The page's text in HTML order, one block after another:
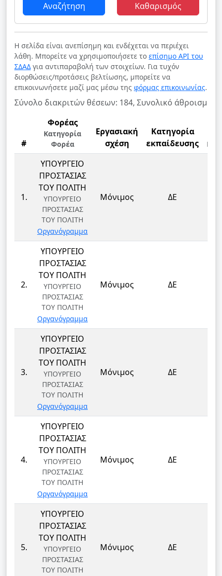
Αναζήτηση Καθαρισμός
Η σελίδα είναι ανεπίσημη και ενδέχεται να περιέχει
λάθη. Μπορείτε να χρησιμοποιήσετε το επίσημο API του
ΣΔΑΔ για αντιπαραβολή των στοιχείων. Για τυχόν
διορθώσεις/προτάσεις βελτίωσης, μπορείτε να
επικοινωνήσετε μαζί μας μέσω της φόρμας επικοινωνίας.
Σύνολο διακριτών θέσεων: 184, Συνολικό άθροισμα
#
Φορέας
Κατηγορία
Φορέα
Εργασιακή
σχέση
Κατηγορία
εκπαίδευσης
1.
ΥΠΟΥΡΓΕΙΟ
ΠΡΟΣΤΑΣΙΑΣ
ΤΟΥ ΠΟΛΙΤΗ
ΥΠΟΥΡΓΕΙΟ
ΠΡΟΣΤΑΣΙΑΣ
ΤΟΥ ΠΟΛΙΤΗ
Οργανόγραμμα
Μόνιμος ΔΕ
2.
ΥΠΟΥΡΓΕΙΟ
ΠΡΟΣΤΑΣΙΑΣ
ΤΟΥ ΠΟΛΙΤΗ
ΥΠΟΥΡΓΕΙΟ
ΠΡΟΣΤΑΣΙΑΣ
ΤΟΥ ΠΟΛΙΤΗ
Οργανόγραμμα
Μόνιμος ΔΕ
3.
ΥΠΟΥΡΓΕΙΟ
ΠΡΟΣΤΑΣΙΑΣ
ΤΟΥ ΠΟΛΙΤΗ
ΥΠΟΥΡΓΕΙΟ
ΠΡΟΣΤΑΣΙΑΣ
ΤΟΥ ΠΟΛΙΤΗ
Οργανόγραμμα
Μόνιμος ΔΕ
4.
ΥΠΟΥΡΓΕΙΟ
ΠΡΟΣΤΑΣΙΑΣ
ΤΟΥ ΠΟΛΙΤΗ
ΥΠΟΥΡΓΕΙΟ
ΠΡΟΣΤΑΣΙΑΣ
ΤΟΥ ΠΟΛΙΤΗ
Οργανόγραμμα
Μόνιμος ΔΕ
5.
ΥΠΟΥΡΓΕΙΟ
ΠΡΟΣΤΑΣΙΑΣ
ΤΟΥ ΠΟΛΙΤΗ
ΥΠΟΥΡΓΕΙΟ
ΠΡΟΣΤΑΣΙΑΣ
ΤΟΥ ΠΟΛΙΤΗ
Μόνιμος ΔΕ